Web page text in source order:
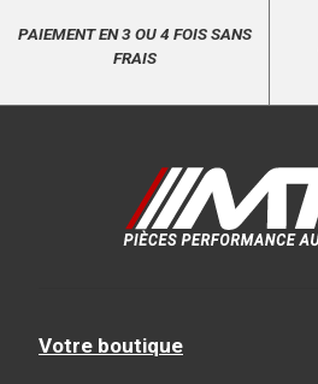
PAIEMENT EN 3 OU 4 FOIS SANS
FRAIS
Votre boutique